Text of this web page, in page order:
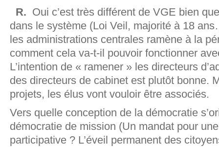
R. Oui c’est très différent de VGE bien
dans le système (Loi Veil, majorité à 18
les administrations centrales ramène à la
comment cela va-t-il pouvoir fonctionner
L’intention de « ramener » les directeurs
des directeurs de cabinet est plutôt bonne.
projets, les élus vont vouloir être associés.
Vers quelle conception de la démocratie
démocratie de mission (Un mandat pour
participative ? L’éveil permanent des